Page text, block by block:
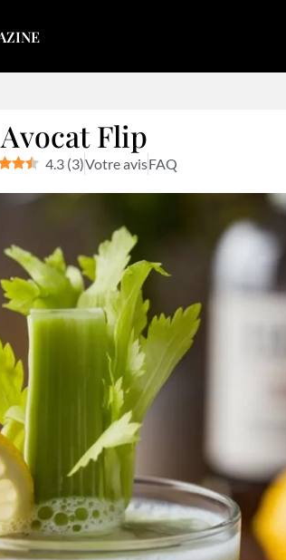
Avocat Flip
4.3 (3)Votre avisFAQ